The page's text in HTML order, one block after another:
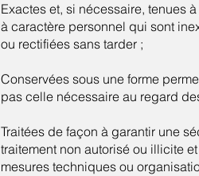
Exactes et, si nécessaire, tenues
à caractère personnel qui sont
ou rectifiées sans tarder ;
Conservées sous une forme
pas celle nécessaire au regard
Traitées de façon à garantir une
traitement non autorisé ou illicite
mesures techniques ou